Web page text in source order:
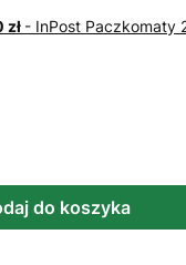
zł - InPost Paczkomaty
do koszyka